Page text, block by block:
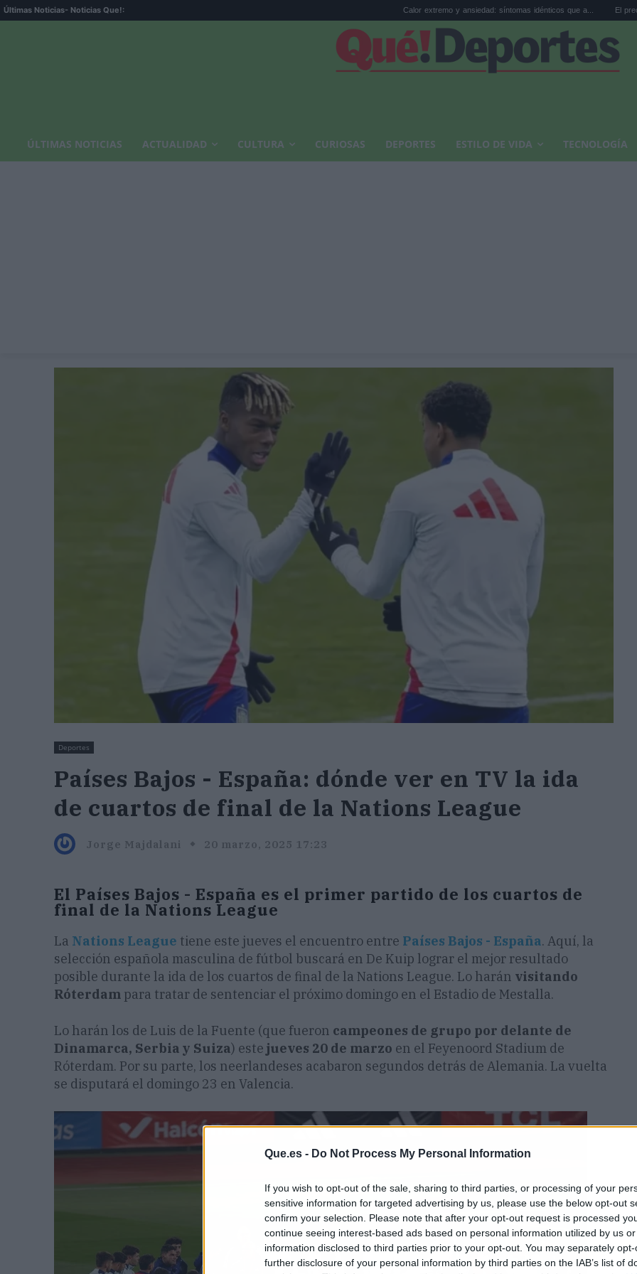
Que.es - Do Not Process My Personal Information
If you wish to opt-out of the sale, sharing to third parties, or processing of your
sensitive information for targeted advertising by us, please use the below opt-out
confirm your selection. Please note that after your opt-out request is processed
continue seeing interest-based ads based on personal information utilized by us
information disclosed to third parties prior to your opt-out. You may separately
further disclosure of your personal information by third parties on the IAB’s list of
Últimas Noticias- Noticias Que!: Calor extremo y ansiedad: síntomas idénticos que a... El precio de la
ÚLTIMAS NOTICIAS ACTUALIDAD CULTURA CURIOSAS DEPORTES ESTILO DE VIDA TECNOLOGÍA
Deportes
Países Bajos - España: dónde ver en TV la ida
de cuartos de final de la Nations League
Jorge Majdalani 20 marzo, 2025 17:23
El Países Bajos - España es el primer partido de los cuartos de
final de la Nations League
La Nations League tiene este jueves el encuentro entre Países Bajos - España. Aquí, la
selección española masculina de fútbol buscará en De Kuip lograr el mejor resultado
posible durante la ida de los cuartos de final de la Nations League. Lo harán visitando
Róterdam para tratar de sentenciar el próximo domingo en el Estadio de Mestalla.
Lo harán los de Luis de la Fuente (que fueron campeones de grupo por delante de
Dinamarca, Serbia y Suiza) este jueves 20 de marzo en el Feyenoord Stadium de
Róterdam. Por su parte, los neerlandeses acabaron segundos detrás de Alemania. La vuelta
se disputará el domingo 23 en Valencia.